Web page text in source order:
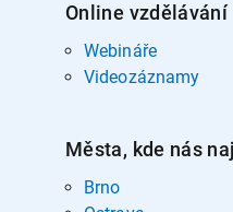
Online vzdělávání
Webináře
Videozáznamy
Města, kde nás
Brno